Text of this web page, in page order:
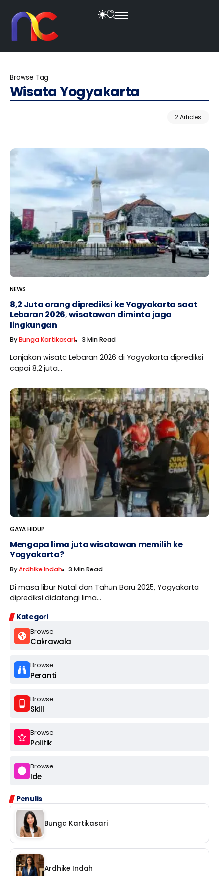
Browse Tag
Wisata Yogyakarta
2 Articles
Kategori
Browse
Cakrawala
Browse
Peranti
Browse
Skill
Browse
Politik
Browse
Ide
Penulis
Bunga Kartikasari
Ardhike Indah
NEWS
8,2 Juta orang diprediksi ke Yogyakarta saat
Lebaran 2026, wisatawan diminta jaga
lingkungan
ByBunga Kartikasari 3 Min Read
Lonjakan wisata Lebaran 2026 di Yogyakarta diprediksi
capai 8,2 juta...
GAYA HIDUP
Mengapa lima juta wisatawan memilih ke
Yogyakarta?
ByArdhike Indah 3 Min Read
Di masa libur Natal dan Tahun Baru 2025, Yogyakarta
diprediksi didatangi lima...